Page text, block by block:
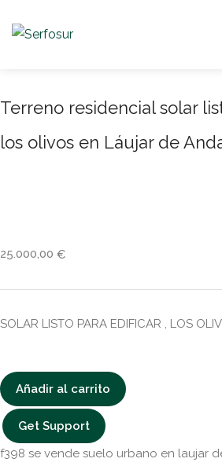
Terreno residencial solar
los olivos en Láujar de
25.000,00 €
SOLAR LISTO PARA EDIFICAR , LOS
Añadir al carrito
Get Support
f398 se vende suelo urbano en laujar